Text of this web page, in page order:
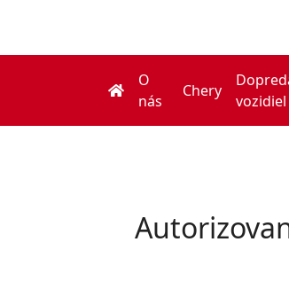
(current)
O
nás
Chery
vozidiel